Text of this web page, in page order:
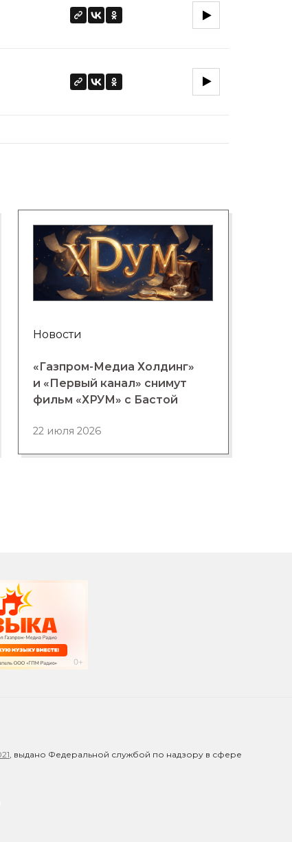
Новости
«Газпром-Медиа Холдинг»
и «Первый канал» снимут
фильм «ХРУМ» с Бастой
22 июля 2026
, выдано Федеральной службой по надзору в сфере